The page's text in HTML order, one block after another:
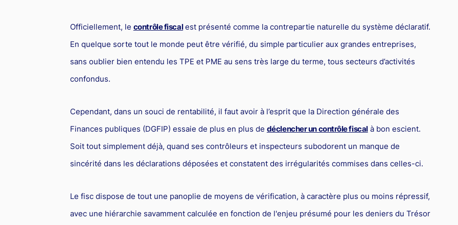
Officiellement, le contrôle fiscalest présenté comme la contrepartie naturelle du système déclaratif.
En quelque sorte tout le monde peut être vérifié, du simple particulier aux grandes entreprises,
sans oublier bien entendu les TPE et PME au sens très large du terme, tous secteurs d’activités
confondus.
Cependant, dans un souci de rentabilité, il faut avoir à l’esprit que la Direction générale des
Finances publiques (DGFIP) essaie de plus en plus de déclencher un contrôle fiscalà bon escient.
Soit tout simplement déjà, quand ses contrôleurs et inspecteurs subodorent un manque de
sincérité dans les déclarations déposées et constatent des irrégularités commises dans celles-ci.
Le fisc dispose de tout une panoplie de moyens de vérification, à caractère plus ou moins répressif,
avec une hiérarchie savamment calculée en fonction de l'enjeu présumé pour les deniers du Trésor